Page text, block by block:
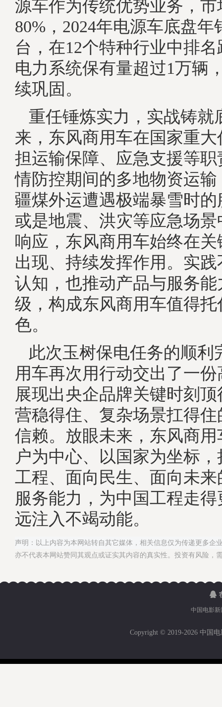
源车作为传统优势业务，
80%，2024年电源车底盘年
台，在12个特种行业中排
电力系统保有量超过1万辆
续巩固。
重任锤炼实力，实战铸就
来，东风商用车在国家重
担运输保障、应急支援等
情防控期间的多地物资运输
疆煤外运遭遇极端暴雪时
或是地震、洪灾等应急场
响应，东风商用车始终在
出现、持续发挥作用。实
认知，也推动产品与服务
级，构成东风商用车值得
色。
此次玉树保电任务的顺利
用车再次用行动交出了一
展现出央企品牌关键时刻
营稳得住、复杂场景扛得
信赖。放眼未来，东风商
户为中心、以国家为坐标
工程、面向民生、面向未
服务能力，为中国工程走
远注入不竭动能。
声明：以上内容为本网站转自其它媒体，相关信息仅为传递更多企
亦不代表本网站赞同其观点或证实其内容的真实性。投资有风险，
中国电影新
Copyright © 2019-2026 中国